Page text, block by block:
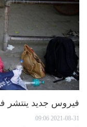
فيروس جديد ينتشر
2021-08-31 09:06